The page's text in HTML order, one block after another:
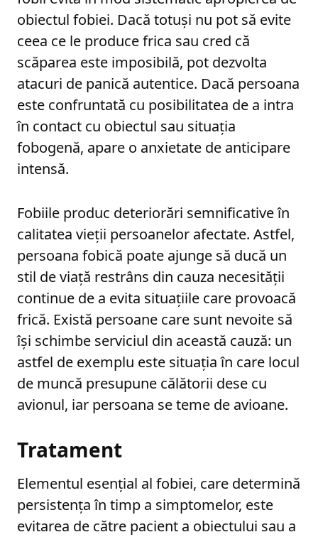
obiectul fobiei. Dacă totuși nu pot să evite
ceea ce le produce frica sau cred că
scăparea este imposibilă, pot dezvolta
atacuri de panică autentice. Dacă persoana
este confruntată cu posibilitatea de a intra
în contact cu obiectul sau situația
fobogenă, apare o anxietate de anticipare
intensă.
Fobiile produc deteriorări semnificative în
calitatea vieții persoanelor afectate. Astfel,
persoana fobică poate ajunge să ducă un
stil de viață restrâns din cauza necesității
continue de a evita situațiile care provoacă
frică. Există persoane care sunt nevoite să
își schimbe serviciul din această cauză: un
astfel de exemplu este situația în care locul
de muncă presupune călătorii dese cu
avionul, iar persoana se teme de avioane.
Tratament
Elementul esențial al fobiei, care determină
persistența în timp a simptomelor, este
evitarea de către pacient a obiectului sau a